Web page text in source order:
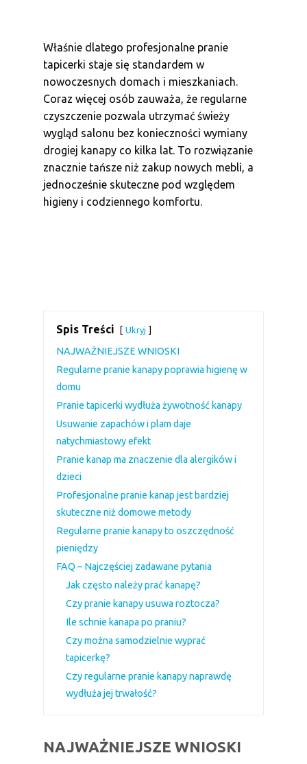
Właśnie dlatego profesjonalne pranie
tapicerki staje się standardem w
nowoczesnych domach i mieszkaniach.
Coraz więcej osób zauważa, że regularne
czyszczenie pozwala utrzymać świeży
wygląd salonu bez konieczności wymiany
drogiej kanapy co kilka lat. To rozwiązanie
znacznie tańsze niż zakup nowych mebli, a
jednocześnie skuteczne pod względem
higieny i codziennego komfortu.
Spis Treści Ukryj
NAJWAŻNIEJSZE WNIOSKI
Regularne pranie kanapy poprawia higienę w
domu
Pranie tapicerki wydłuża żywotność kanapy
Usuwanie zapachów i plam daje
natychmiastowy efekt
Pranie kanap ma znaczenie dla alergików i
dzieci
Profesjonalne pranie kanap jest bardziej
skuteczne niż domowe metody
Regularne pranie kanapy to oszczędność
pieniędzy
FAQ – Najczęściej zadawane pytania
Jak często należy prać kanapę?
Czy pranie kanapy usuwa roztocza?
Ile schnie kanapa po praniu?
Czy można samodzielnie wyprać
tapicerkę?
Czy regularne pranie kanapy naprawdę
wydłuża jej trwałość?
NAJWAŻNIEJSZE WNIOSKI